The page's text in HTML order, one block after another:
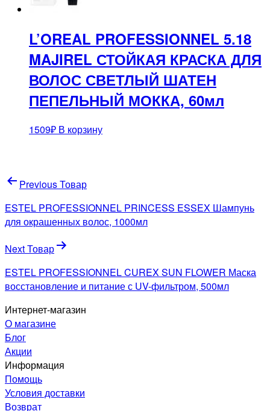
L’OREAL PROFESSIONNEL 5.18
MAJIREL СТОЙКАЯ КРАСКА ДЛЯ
ВОЛОС СВЕТЛЫЙ ШАТЕН
ПЕПЕЛЬНЫЙ МОККА, 60мл
1509₽ В корзину
Навигация
по
записям
Previous Товар
ESTEL PROFESSIONNEL PRINCESS ESSEX Шампунь
для окрашенных волос, 1000мл
Next Товар
ESTEL PROFESSIONNEL CUREX SUN FLOWER Маска
восстановление и питание с UV-фильтром, 500мл
Интернет-магазин
О магазине
Блог
Акции
Информация
Помощь
Условия доставки
Возврат